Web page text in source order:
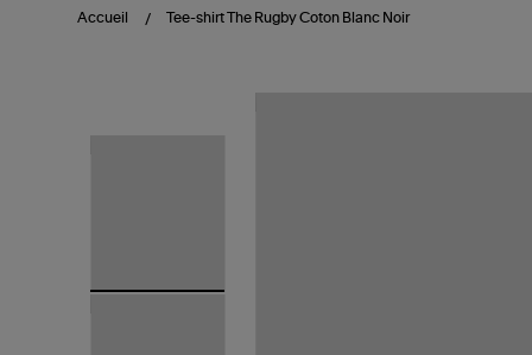
Accueil Tee-shirt The Rugby Coton Blanc Noir